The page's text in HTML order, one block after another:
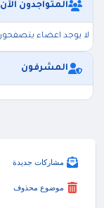
المتواجدون الآن :
لا يوجد اعضاء
المشرفون
مشاركات جديدة
موضوع محذوف